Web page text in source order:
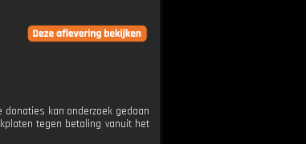
donaties kan onderzoek gedaan
tegen betaling vanuit het